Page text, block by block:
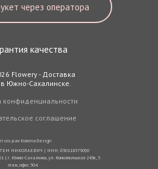
через оператора
Flowery - Доставка
в Южно-Сахалинске.
конфиденциальности
соглашение
качества
создан KominaDesign
НИКОЛАЕВИЧ | ИНН: 650118573090
г. Южно-Сахалинск, ул. Комсомольская 245в, 5
этаж, офис 504.